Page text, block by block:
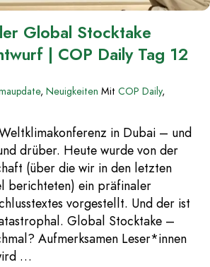
Global Stocktake
| COP Daily Tag 12
, Neuigkeiten Mit COP Daily,
in Dubai – und
drüber. Heute wurde von der
(über die wir in den letzten
berichteten) ein präfinaler
vorgestellt. Und der ist
Global Stocktake –
Aufmerksamen Leser*innen
…